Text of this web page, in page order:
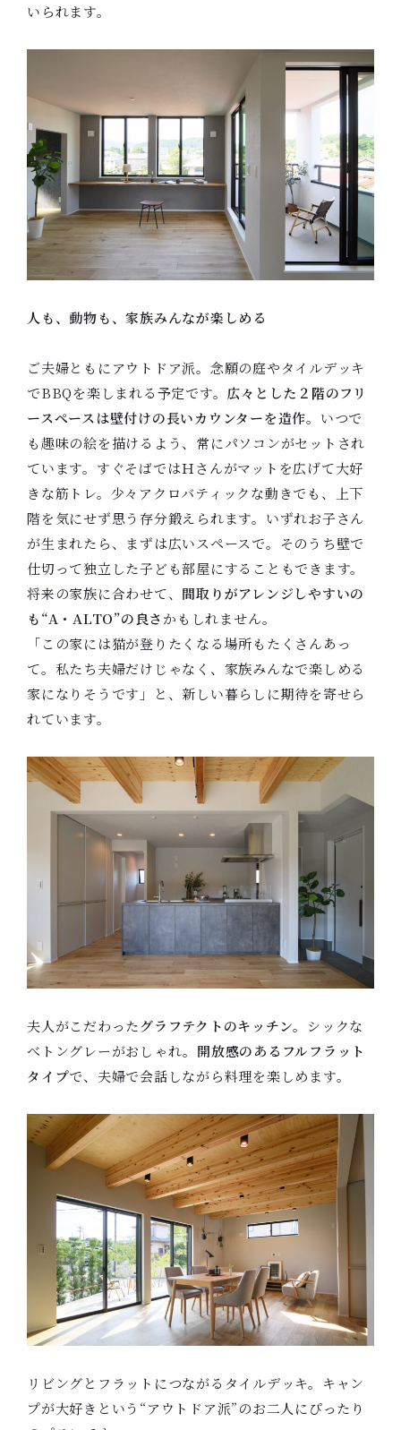
いられます。
人も、動物も、家族みんなが楽しめる
ご夫婦ともにアウトドア派。念願の庭やタイルデッキ
でBBQを楽しまれる予定です。 広々とした２階のフリ
ースペースは壁付けの⾧いカウンターを造作。いつで
も趣味の絵を描けるよう、常にパソコンがセットされ
ています。すぐそばではＨさんがマットを広げて大好
きな筋トレ。少々アクロバティックな動きでも、上下
階を気にせず思う存分鍛えられます。いずれお子さん
が生まれたら、まずは広いスペースで。そのうち壁で
仕切って独立した子ども部屋にすることもできます。
将来の家族に合わせて、 間取りがアレンジしやすいの
も“A・ALTO”の良さ かもしれません。
「この家には猫が登りたくなる場所もたくさんあっ
て。私たち夫婦だけじゃなく、家族みんなで楽しめる
家になりそうです」と、新しい暮らしに期待を寄せら
れています。
夫人がこだわったグラフテクトのキッチン。シックな
べトングレーがおしゃれ。 開放感のあるフルフラット
タイプで、夫婦で会話しながら料理を楽しめます。
リビングとフラットにつながるタイルデッキ。キャン
プが大好きという“アウトドア派”のお二人にぴったり